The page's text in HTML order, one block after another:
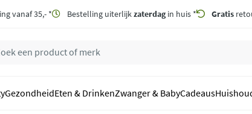
vanaf 35,- * Bestelling uiterlijkzaterdagin huis * Gratis
GezondheidEten & DrinkenZwanger & BabyCadeaus